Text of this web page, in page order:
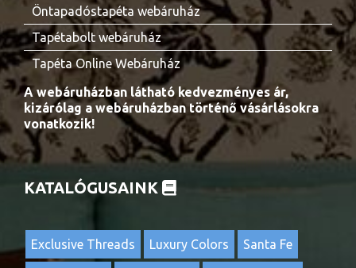
Öntapadóstapéta webáruház
Tapétabolt webáruház
Tapéta Online Webáruház
A webáruházban látható kedvezményes ár,
kizárólag a webáruházban történő vásárlásokra
vonatkozik!
KATALÓGUSAINK
Exclusive Threads Luxury Colors Santa Fe